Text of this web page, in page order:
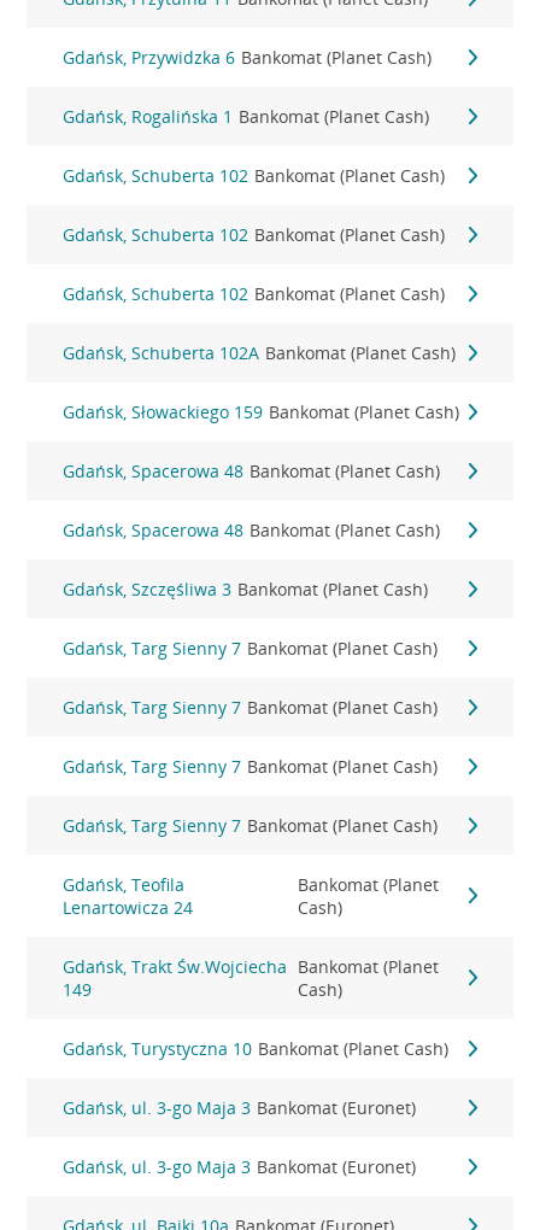
Gdańsk, Przywidzka 6 Bankomat (Planet Cash)
Gdańsk, Rogalińska 1 Bankomat (Planet Cash)
Gdańsk, Schuberta 102 Bankomat (Planet Cash)
Gdańsk, Schuberta 102 Bankomat (Planet Cash)
Gdańsk, Schuberta 102 Bankomat (Planet Cash)
Gdańsk, Schuberta 102A Bankomat (Planet Cash)
Gdańsk, Słowackiego 159 Bankomat (Planet Cash)
Gdańsk, Spacerowa 48 Bankomat (Planet Cash)
Gdańsk, Spacerowa 48 Bankomat (Planet Cash)
Gdańsk, Szczęśliwa 3 Bankomat (Planet Cash)
Gdańsk, Targ Sienny 7 Bankomat (Planet Cash)
Gdańsk, Targ Sienny 7 Bankomat (Planet Cash)
Gdańsk, Targ Sienny 7 Bankomat (Planet Cash)
Gdańsk, Targ Sienny 7 Bankomat (Planet Cash)
Gdańsk, Teofila
Lenartowicza 24
Bankomat (Planet
Cash)
Gdańsk, Trakt Św.Wojciecha
149
Bankomat (Planet
Cash)
Gdańsk, Turystyczna 10 Bankomat (Planet Cash)
Gdańsk, ul. 3-go Maja 3 Bankomat (Euronet)
Gdańsk, ul. 3-go Maja 3 Bankomat (Euronet)